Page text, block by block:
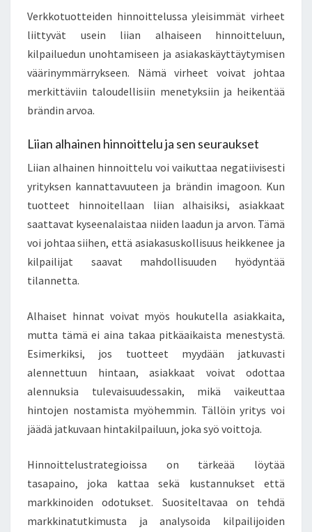
Verkkotuotteiden hinnoittelussa yleisimmät virheet
liittyvät usein liian alhaiseen hinnoitteluun,
kilpailuedun unohtamiseen ja asiakaskäyttäytymisen
väärinymmärrykseen. Nämä virheet voivat johtaa
merkittäviin taloudellisiin menetyksiin ja heikentää
brändin arvoa.
Liian alhainen hinnoittelu ja sen seuraukset
Liian alhainen hinnoittelu voi vaikuttaa negatiivisesti
yrityksen kannattavuuteen ja brändin imagoon. Kun
tuotteet hinnoitellaan liian alhaisiksi, asiakkaat
saattavat kyseenalaistaa niiden laadun ja arvon. Tämä
voi johtaa siihen, että asiakasuskollisuus heikkenee ja
kilpailijat saavat mahdollisuuden hyödyntää
tilannetta.
Alhaiset hinnat voivat myös houkutella asiakkaita,
mutta tämä ei aina takaa pitkäaikaista menestystä.
Esimerkiksi, jos tuotteet myydään jatkuvasti
alennettuun hintaan, asiakkaat voivat odottaa
alennuksia tulevaisuudessakin, mikä vaikeuttaa
hintojen nostamista myöhemmin. Tällöin yritys voi
jäädä jatkuvaan hintakilpailuun, joka syö voittoja.
Hinnoittelustrategioissa on tärkeää löytää
tasapaino, joka kattaa sekä kustannukset että
markkinoiden odotukset. Suositeltavaa on tehdä
markkinatutkimusta ja analysoida kilpailijoiden